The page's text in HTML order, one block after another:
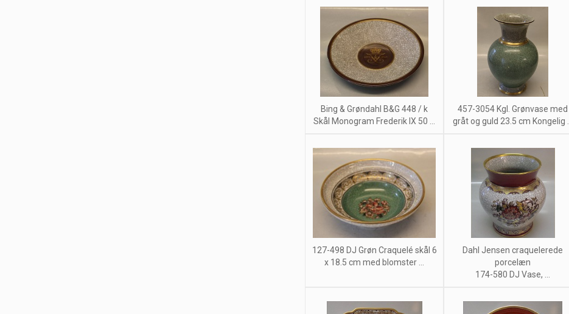
Bing & Grøndahl B&G 448 / k
Skål Monogram Frederik IX 50 ...
457-3054 Kgl. Grønvase med
gråt og guld 23.5 cm Kongelig ...
127-498 DJ Grøn Craquelé skål 6
x 18.5 cm med blomster ...
Dahl Jensen craquelerede
porcelæn
174-580 DJ Vase, ...